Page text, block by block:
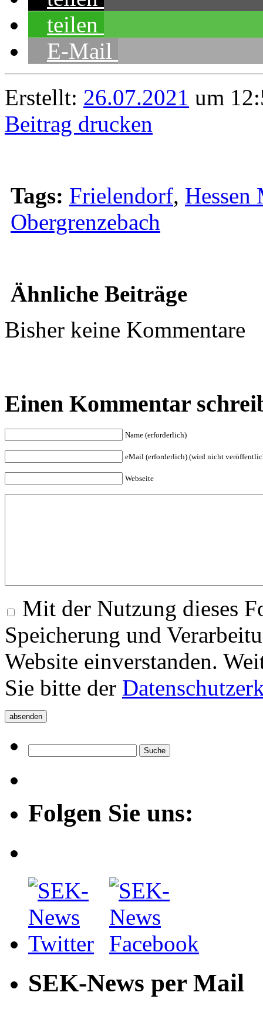
teilen
E-Mail
Erstellt: 26.07.2021 um
Beitrag drucken
Tags: Frielendorf,
Obergrenzebach
Ähnliche Beiträge
Bisher keine Kommentare
Einen Kommentar
Name (erforderlich)
eMail (erforderlich) (wird nicht
Webseite
Mit der Nutzung dieses
Speicherung und
Website einverstanden.
Sie bitte der
Folgen Sie uns:
SEK-News per Mail